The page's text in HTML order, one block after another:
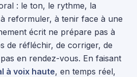
: le ton, le rythme, la
reformuler, à tenir face à une
écrit ne prépare pas à
de réfléchir, de corriger, de
en rendez-vous. En faisant
à voix haute, en temps réel,